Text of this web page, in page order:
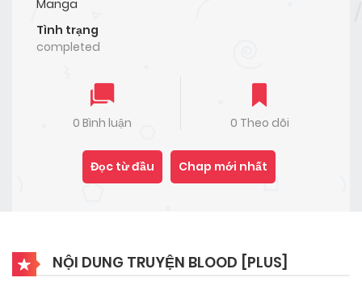
Manga
Tình trạng
completed
0 Bình luận 0 Theo dõi
Đọc từ đầu Chap mới nhất
NỘI DUNG TRUYỆN BLOOD [PLUS]